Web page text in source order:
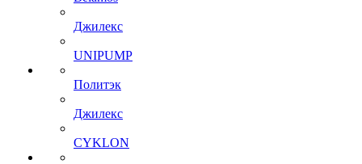
Джилекс
UNIPUMP
Политэк
Джилекс
CYKLON